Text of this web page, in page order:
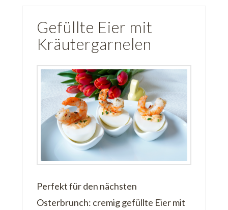
Gefüllte Eier mit
Kräutergarnelen
Perfekt für den nächsten
Osterbrunch: cremig gefüllte Eier mit